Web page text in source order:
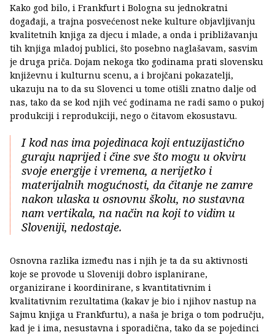
Kako god bilo, i Frankfurt i Bologna su jednokratni
događaji, a trajna posvećenost neke kulture objavljivanju
kvalitetnih knjiga za djecu i mlade, a onda i približavanju
tih knjiga mladoj publici, što posebno naglašavam, sasvim
je druga priča. Dojam nekoga tko godinama prati slovensku
književnu i kulturnu scenu, a i brojčani pokazatelji,
ukazuju na to da su Slovenci u tome otišli znatno dalje od
nas, tako da se kod njih već godinama ne radi samo o pukoj
produkciji i reprodukciji, nego o čitavom ekosustavu.
I kod nas ima pojedinaca koji entuzijastično
guraju naprijed i čine sve što mogu u okviru
svoje energije i vremena, a nerijetko i
materijalnih mogućnosti, da čitanje ne zamre
nakon ulaska u osnovnu školu, no sustavna
nam vertikala, na način na koji to vidim u
Sloveniji, nedostaje.
Osnovna razlika između nas i njih je ta da su aktivnosti
koje se provode u Sloveniji dobro isplanirane,
organizirane i koordinirane, s kvantitativnim i
kvalitativnim rezultatima (kakav je bio i njihov nastup na
Sajmu knjiga u Frankfurtu), a naša je briga o tom području,
kad je i ima, nesustavna i sporadična, tako da se pojedinci